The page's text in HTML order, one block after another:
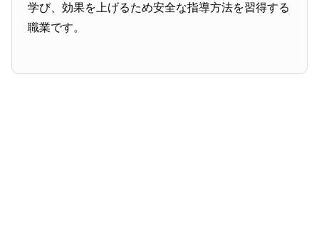
学び、効果を上げるため安全な指導方法を習得する
職業です。